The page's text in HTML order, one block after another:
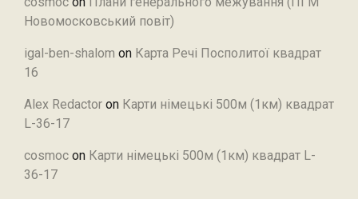
Новомосковський повіт)
igal-ben-shalom on Карта Речі Посполитої квадрат
16
Alex Redactor on Карти німецькі 500м (1км) квадрат
L-36-17
cosmoc on Карти німецькі 500м (1км) квадрат L-
36-17